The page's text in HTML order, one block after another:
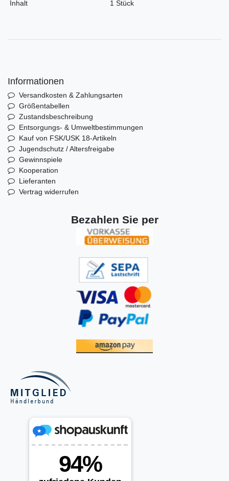
Inhalt 1 Stück
Informationen
Versandkosten & Zahlungsarten
Größentabellen
Zustandsbeschreibung
Entsorgungs- & Umweltbestimmungen
Kauf von FSK/USK 18-Artikeln
Jugendschutz / Altersfreigabe
Gewinnspiele
Kooperation
Lieferanten
Vertrag widerrufen
Bezahlen Sie per